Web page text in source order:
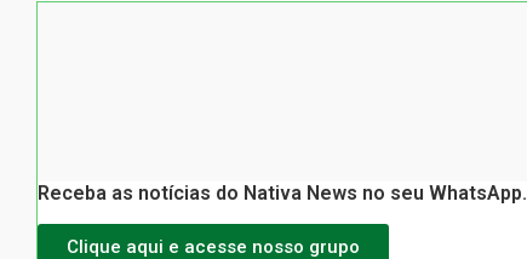
Receba as notícias do Nativa News no seu WhatsApp.
Clique aqui e acesse nosso grupo